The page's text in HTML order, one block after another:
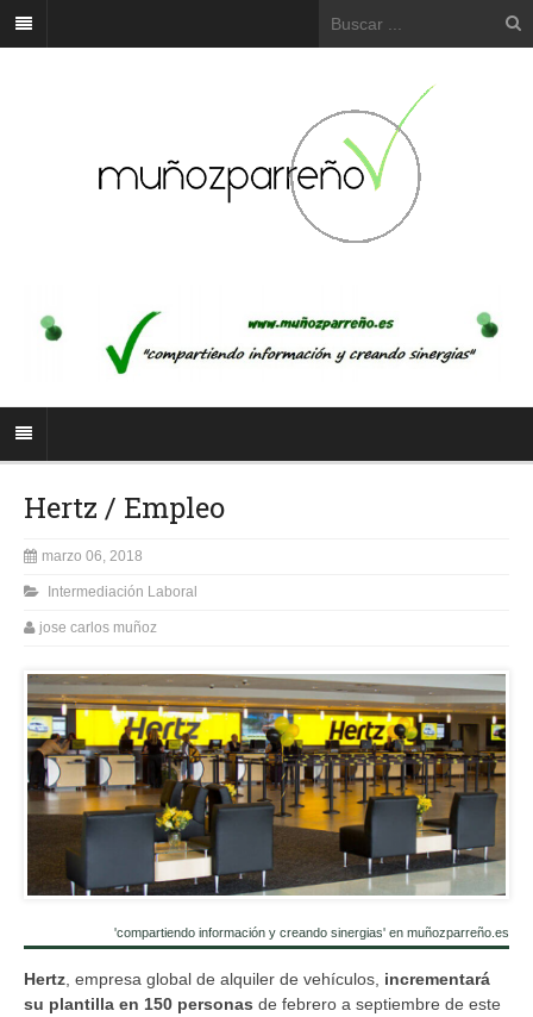
Hertz / Empleo
marzo 06, 2018
Intermediación Laboral
jose carlos muñoz
'compartiendo información y creando sinergias' en muñozparreño.es
Hertz , empresa global de alquiler de vehículos, incrementará
su plantilla en 150 personas de febrero a septiembre de este